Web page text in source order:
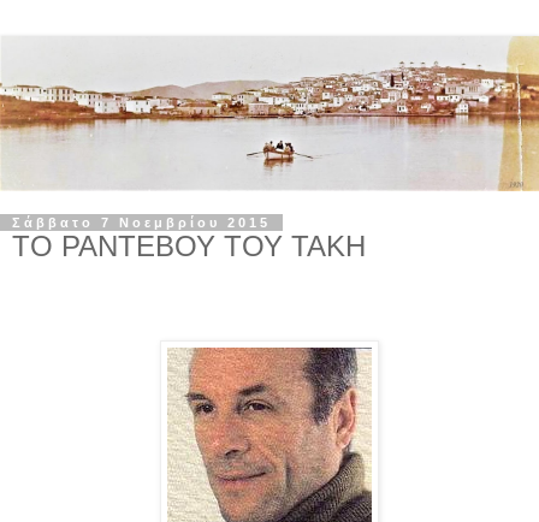
Σάββατο 7 Νοεμβρίου 2015
ΤΟ ΡΑΝΤΕΒΟΥ ΤΟΥ ΤΑΚΗ